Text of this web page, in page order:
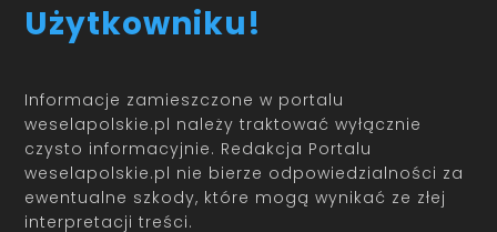
Użytkowniku!
Informacje zamieszczone w portalu
weselapolskie.pl należy traktować wyłącznie
czysto informacyjnie. Redakcja Portalu
weselapolskie.pl nie bierze odpowiedzialności za
ewentualne szkody, które mogą wynikać ze złej
interpretacji treści.